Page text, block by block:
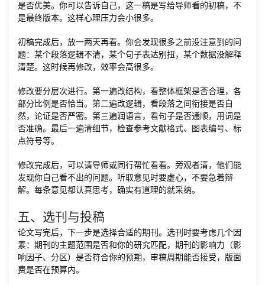
是否优美。你可以告诉自己，这一稿是写给导师看的初稿，不
是最终版本。这样心理压力会小很多。
初稿完成后，放一两天再看。你会发现很多之前没注意到的问
题：某个段落逻辑不清，某个句子表达别扭，某个数据没解释
清楚。这时候再修改，效率会高很多。
修改要分层次进行。第一遍改结构，看整体框架是否合理，各
部分比例是否恰当。第二遍改逻辑，看段落之间衔接是否自
然，论证是否严密。第三遍润语言，看句子是否通顺，用词是
否准确。最后一遍清细节，检查参考文献格式、图表编号、标
点符号等。
修改完成后，可以请导师或同行帮忙看看。旁观者清，他们能
发现你自己看不出的问题。听取意见时要虚心，不要急着辩
解。每条意见都认真思考，确实有道理的就采纳。
五、选刊与投稿
论文写完后，下一步是选择合适的期刊。选刊时要考虑几个因
素：期刊的主题范围是否和你的研究匹配，期刊的影响力（影
响因子、分区）是否符合你的预期，审稿周期能否接受，版面
费是否在预算内。